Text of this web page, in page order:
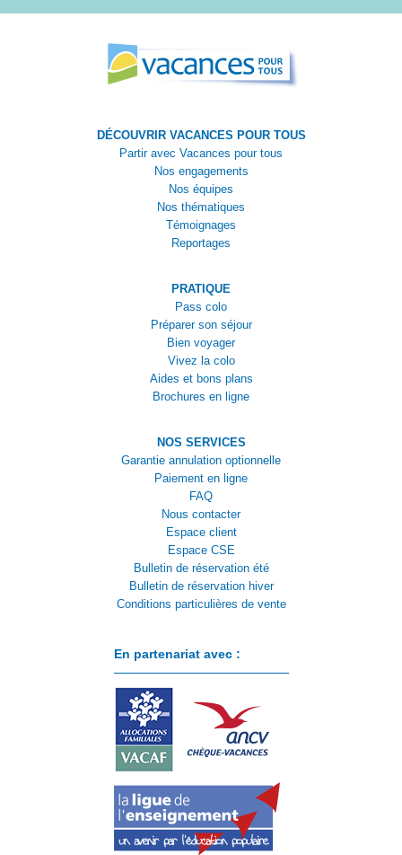
DÉCOUVRIR VACANCES POUR TOUS
Partir avec Vacances pour tous
Nos engagements
Nos équipes
Nos thématiques
Témoignages
Reportages
PRATIQUE
Pass colo
Préparer son séjour
Bien voyager
Vivez la colo
Aides et bons plans
Brochures en ligne
NOS SERVICES
Garantie annulation optionnelle
Paiement en ligne
FAQ
Nous contacter
Espace client
Espace CSE
Bulletin de réservation été
Bulletin de réservation hiver
Conditions particulières de vente
En partenariat avec :